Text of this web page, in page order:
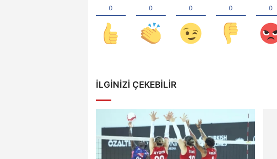
İLGINIZI ÇEKEBILIR